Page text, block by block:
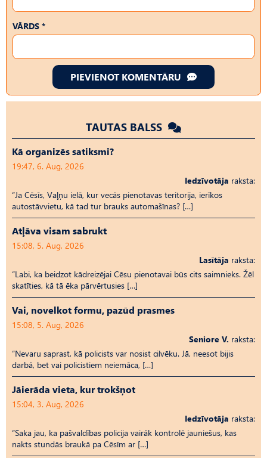
VĀRDS *
PIEVIENOT KOMENTĀRU
TAUTAS BALSS
Kā organizēs satiksmi?
19:47, 6. Aug, 2026
Iedzīvotāja raksta:
“Ja Cēsīs, Vaļņu ielā, kur vecās pienotavas teritorija, ierīkos
autostāvvietu, kā tad tur brauks automašīnas? […]
Atļāva visam sabrukt
15:08, 5. Aug, 2026
Lasītāja raksta:
“Labi, ka beidzot kādreizējai Cēsu pienotavai būs cits saimnieks. Žēl
skatīties, kā tā ēka pārvērtusies […]
Vai, novelkot formu, pazūd prasmes
15:08, 5. Aug, 2026
Seniore V. raksta:
“Nevaru saprast, kā policists var nosist cilvēku. Jā, neesot bijis
darbā, bet vai policistiem neiemāca, […]
Jāierāda vieta, kur trokšņot
15:04, 3. Aug, 2026
Iedzīvotāja raksta:
“Saka jau, ka pašvaldības policija vairāk kontrolē jauniešus, kas
nakts stundās braukā pa Cēsīm ar […]